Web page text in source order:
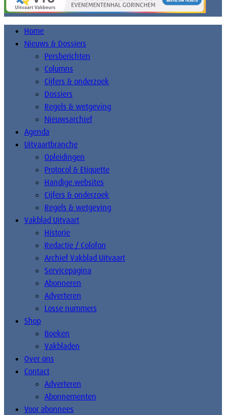
Home
Nieuws & Dossiers
Persberichten
Columns
Cijfers & onderzoek
Dossiers
Regels & wetgeving
Nieuwsarchief
Agenda
Uitvaartbranche
Opleidingen
Protocol & Etiquette
Handige websites
Cijfers & onderzoek
Regels & wetgeving
Vakblad Uitvaart
Historie
Redactie / Colofon
Archief Vakblad Uitvaart
Servicepagina
Abonneren
Adverteren
Losse nummers
Shop
Boeken
Vakbladen
Over ons
Contact
Adverteren
Abonnementen
Voor abonnees